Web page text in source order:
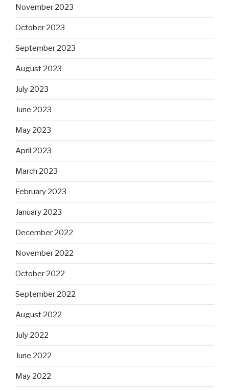
November 2023
October 2023
September 2023
August 2023
July 2023
June 2023
May 2023
April 2023
March 2023
February 2023
January 2023
December 2022
November 2022
October 2022
September 2022
August 2022
July 2022
June 2022
May 2022